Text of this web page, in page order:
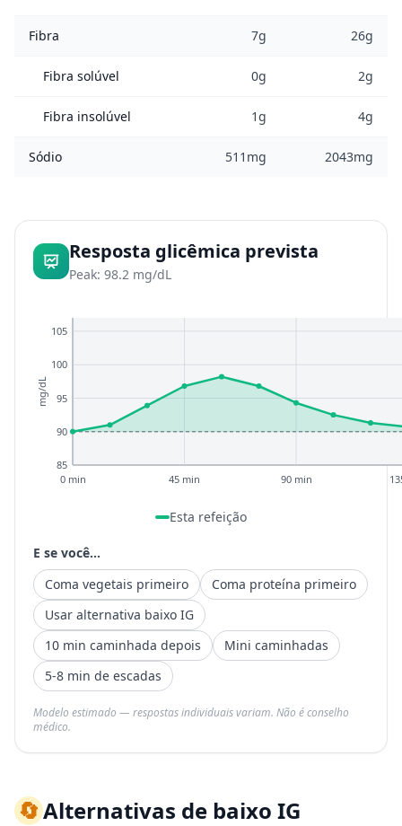
Fibra 7g 26g
Fibra solúvel 0g 2g
Fibra insolúvel 1g 4g
Sódio 511mg 2043mg
Resposta glicêmica prevista
Peak: 98.2 mg/dL
85
90
95
100
105
0 min 45 min 90 min
mg/dL
Esta refeição
E se você...
Coma vegetais primeiro
Coma proteína primeiro
Usar alternativa baixo IG
10 min caminhada depois
Mini caminhadas
5-8 min de escadas
Modelo estimado — respostas individuais variam. Não é conselho
médico.
🔄Alternativas de baixo IG